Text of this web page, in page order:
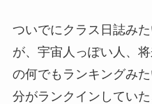
ついでにクラス日誌み
が、宇宙人っぽい人、
の何でもランキングみ
分がランクインしてい